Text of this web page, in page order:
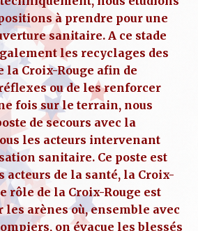
à prendre pour une
sanitaire. A ce stade
les recyclages des
la Croix-Rouge afin de
ou de les renforcer
fois sur le terrain, nous
de secours avec la
les acteurs intervenant
sanitaire. Ce poste est
acteurs de la santé, la Croix-
rôle de la Croix-Rouge est
les arènes où, ensemble avec
on évacue les blessés